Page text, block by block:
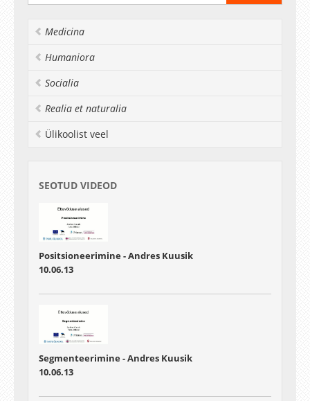
Medicina
Humaniora
Socialia
Realia et naturalia
Ülikoolist veel
SEOTUD VIDEOD
Positsioneerimine - Andres Kuusik
10.06.13
Segmenteerimine - Andres Kuusik
10.06.13